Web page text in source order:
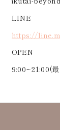
LINE
https://
OPEN
9:00~21:00(